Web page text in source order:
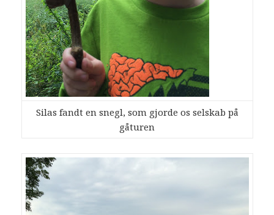
Silas fandt en snegl, som gjorde os selskab på
gåturen